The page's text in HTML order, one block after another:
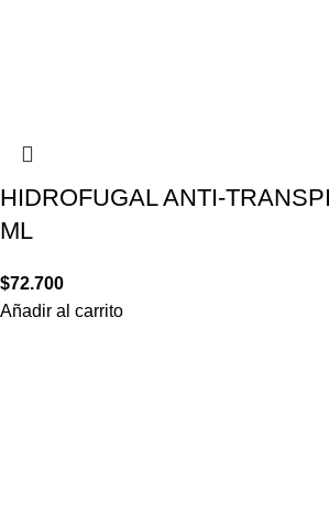
HIDROFUGAL ANTI-
ML
$72.700
Añadir al carrito